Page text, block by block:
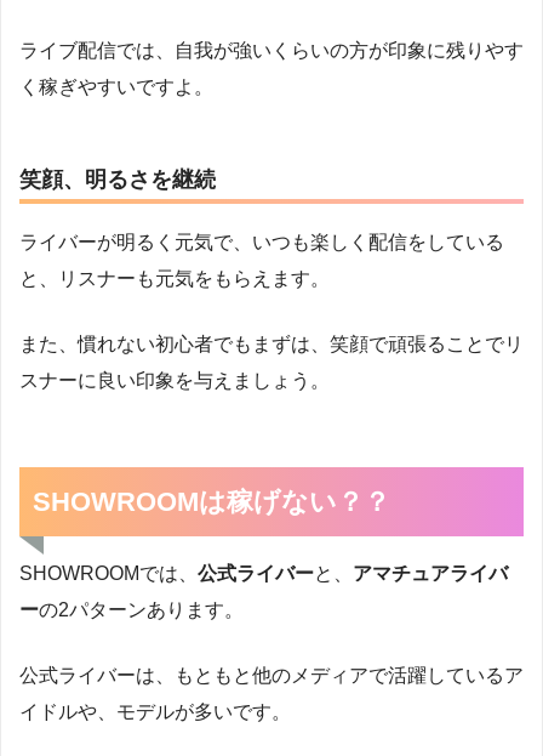
ライブ配信では、自我が強いくらいの方が印象に残りやす
く稼ぎやすいですよ。
笑顔、明るさを継続
ライバーが明るく元気で、いつも楽しく配信をしている
と、リスナーも元気をもらえます。
また、慣れない初心者でもまずは、笑顔で頑張ることでリ
スナーに良い印象を与えましょう。
SHOWROOMは稼げない？？
SHOWROOMでは、 公式ライバーと、 アマチュアライバ
ーの2パターンあります。
公式ライバーは、もともと他のメディアで活躍しているア
イドルや、モデルが多いです。